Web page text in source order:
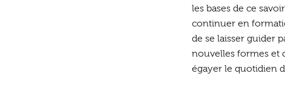
les bases de ce
continuer en
de se laisser guider
nouvelles formes et
égayer le quotidien